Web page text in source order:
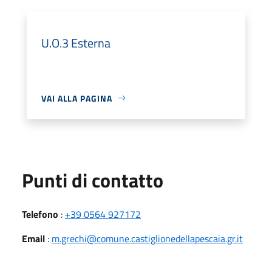
U.O.3 Esterna
VAI ALLA PAGINA
Punti di contatto
Telefono : +39 0564 927172
Email : m.grechi@comune.castiglionedellapescaia.gr.it